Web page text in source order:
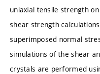
uniaxial tensile strength
shear strength
superimposed normal
simulations of the shear
crystals are performed